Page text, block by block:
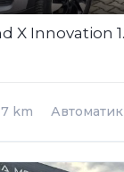
km Автоматик